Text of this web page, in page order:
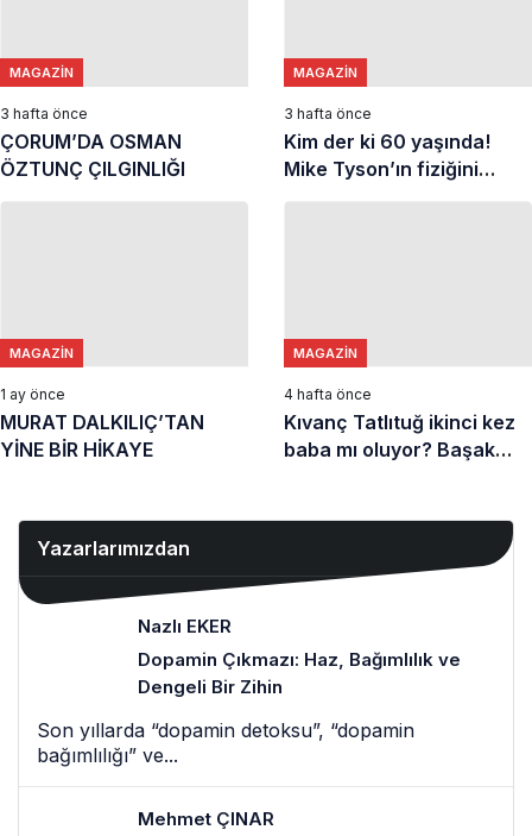
MAGAZIN
3 hafta önce
ÇORUM’DA OSMAN
ÖZTUNÇ ÇILGINLIĞI
MAGAZIN
3 hafta önce
Kim der ki 60 yaşında!
Mike Tyson’ın fiziğini
gören tekrar baktı
MAGAZIN
1 ay önce
MURAT DALKILIÇ’TAN
YİNE BİR HİKAYE
MAGAZIN
4 hafta önce
Kıvanç Tatlıtuğ ikinci kez
baba mı oluyor? Başak
Yazarlarımızdan
Nazlı EKER
Dopamin Çıkmazı: Haz, Bağımlılık ve
Dengeli Bir Zihin
Son yıllarda “dopamin detoksu”, “dopamin
bağımlılığı” ve...
Mehmet ÇINAR